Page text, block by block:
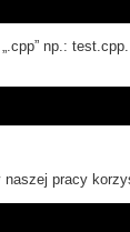
np.:
pracy